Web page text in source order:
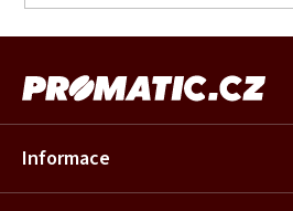
p
t
Informace